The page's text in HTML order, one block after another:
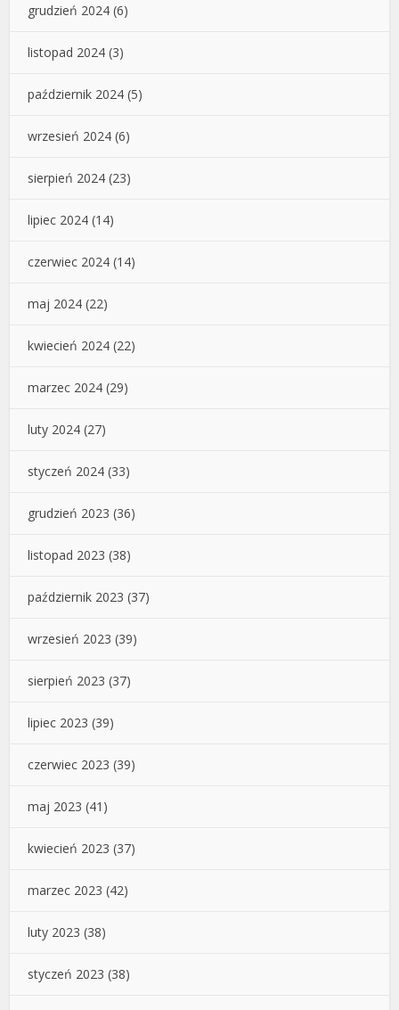
grudzień 2024 (6)
listopad 2024 (3)
październik 2024 (5)
wrzesień 2024 (6)
sierpień 2024 (23)
lipiec 2024 (14)
czerwiec 2024 (14)
maj 2024 (22)
kwiecień 2024 (22)
marzec 2024 (29)
luty 2024 (27)
styczeń 2024 (33)
grudzień 2023 (36)
listopad 2023 (38)
październik 2023 (37)
wrzesień 2023 (39)
sierpień 2023 (37)
lipiec 2023 (39)
czerwiec 2023 (39)
maj 2023 (41)
kwiecień 2023 (37)
marzec 2023 (42)
luty 2023 (38)
styczeń 2023 (38)